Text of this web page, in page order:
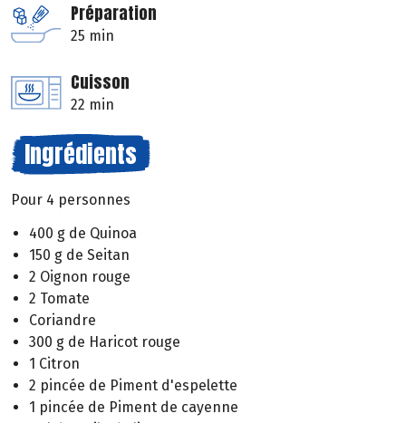
Préparation
25 min
Cuisson
22 min
Ingrédients
Pour 4 personnes
400 g de Quinoa
150 g de Seitan
2 Oignon rouge
2 Tomate
Coriandre
300 g de Haricot rouge
1 Citron
2 pincée de Piment d'espelette
1 pincée de Piment de cayenne